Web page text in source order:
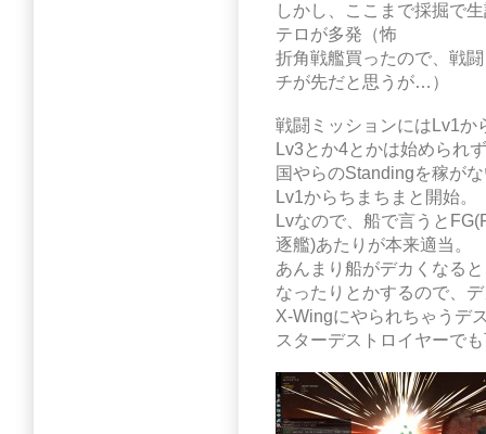
しかし、ここまで採掘で
テロが多発（怖
折角戦艦買ったので、戦
チが先だと思うが…）
戦闘ミッションにはLv1か
Lv3とか4とかは始められ
国やらのStandingを稼が
Lv1からちまちまと開始。
Lvなので、船で言うと
逐艦)あたりが本来適当。
あんまり船がデカくなる
なったりとかするので、
X-Wingにやられちゃうデ
スターデストロイヤーで